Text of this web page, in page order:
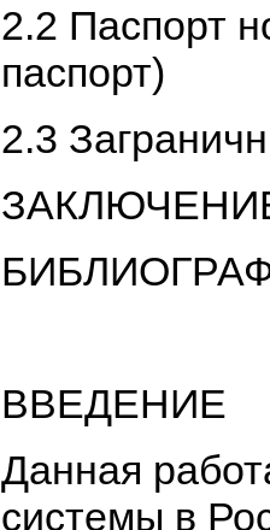
2.2 Паспорт
паспорт)
2.3
ВВЕДЕНИЕ
Данная
системы в